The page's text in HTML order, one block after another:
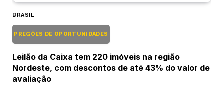
BRASIL
PREGÕES DE OPORTUNIDADES
Leilão da Caixa tem 220 imóveis na região
Nordeste, com descontos de até 43% do valor de
avaliação